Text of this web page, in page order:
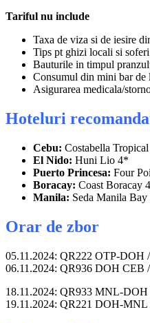
Tariful nu include
Taxa de viza si de iesire
Tips pt ghizi locali si
Bauturile in timpul
Consumul din mini bar de
Asigurarea medicala/
Hoteluri
Cebu: Costabella
El Nido: Huni Lio 4*
Puerto Princesa: Four
Boracay: Coast Boracay
Manila: Seda Manila
Orar de zbor
05.11.2024: QR222 OTP-DOH
06.11.2024: QR936 DOH CEB
18.11.2024: QR933 MNL-DOH
19.11.2024: QR221 DOH-MNL